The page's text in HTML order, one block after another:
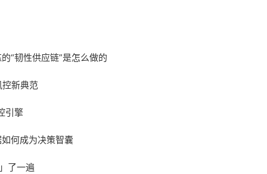
“韧性供应链”是怎么做的
新典范
引擎
何成为决策智囊
了一遍